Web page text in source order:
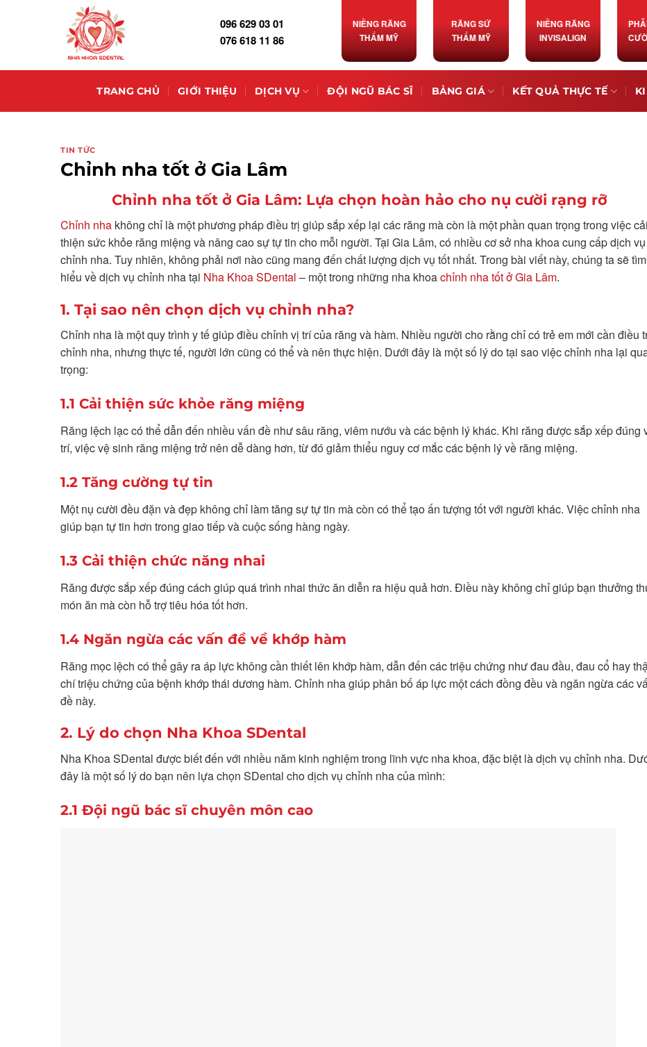
096 629 03 01
076 618 11 86
NIỀNG RĂNG
THẨM MỸ
RĂNG SỨ
THẨM MỸ
NIỀNG RĂNG
INVISALIGN
TRANG CHỦ GIỚI THIỆU DỊCH VỤ ĐỘI NGŨ BÁC SĨ BẢNG GIÁ KẾT QUẢ THỰC TẾ
TIN TỨC
Chỉnh nha tốt ở Gia Lâm
Chỉnh nha tốt ở Gia Lâm: Lựa chọn hoàn hảo cho nụ cười rạng rỡ
Chỉnh nha không chỉ là một phương pháp điều trị giúp sắp xếp lại các răng mà còn là một phần quan trọng trong việc cải
thiện sức khỏe răng miệng và nâng cao sự tự tin cho mỗi người. Tại Gia Lâm, có nhiều cơ sở nha khoa cung cấp dịch vụ
chỉnh nha. Tuy nhiên, không phải nơi nào cũng mang đến chất lượng dịch vụ tốt nhất. Trong bài viết này, chúng ta sẽ tìm
hiểu về dịch vụ chỉnh nha tại Nha Khoa SDental – một trong những nha khoachỉnh nha tốt ở Gia Lâm.
1. Tại sao nên chọn dịch vụ chỉnh nha?
Chỉnh nha là một quy trình y tế giúp điều chỉnh vị trí của răng và hàm. Nhiều người cho rằng chỉ có trẻ em mới cần điều
chỉnh nha, nhưng thực tế, người lớn cũng có thể và nên thực hiện. Dưới đây là một số lý do tại sao việc chỉnh nha lại
trọng:
1.1 Cải thiện sức khỏe răng miệng
Răng lệch lạc có thể dẫn đến nhiều vấn đề như sâu răng, viêm nướu và các bệnh lý khác. Khi răng được sắp xếp đúng
trí, việc vệ sinh răng miệng trở nên dễ dàng hơn, từ đó giảm thiểu nguy cơ mắc các bệnh lý về răng miệng.
1.2 Tăng cường tự tin
Một nụ cười đều đặn và đẹp không chỉ làm tăng sự tự tin mà còn có thể tạo ấn tượng tốt với người khác. Việc chỉnh nha
giúp bạn tự tin hơn trong giao tiếp và cuộc sống hàng ngày.
1.3 Cải thiện chức năng nhai
Răng được sắp xếp đúng cách giúp quá trình nhai thức ăn diễn ra hiệu quả hơn. Điều này không chỉ giúp bạn thưởng
món ăn mà còn hỗ trợ tiêu hóa tốt hơn.
1.4 Ngăn ngừa các vấn đề về khớp hàm
Răng mọc lệch có thể gây ra áp lực không cần thiết lên khớp hàm, dẫn đến các triệu chứng như đau đầu, đau cổ hay
chí triệu chứng của bệnh khớp thái dương hàm. Chỉnh nha giúp phân bố áp lực một cách đồng đều và ngăn ngừa các
đề này.
2. Lý do chọn Nha Khoa SDental
Nha Khoa SDental được biết đến với nhiều năm kinh nghiệm trong lĩnh vực nha khoa, đặc biệt là dịch vụ chỉnh nha.
đây là một số lý do bạn nên lựa chọn SDental cho dịch vụ chỉnh nha của mình:
2.1 Đội ngũ bác sĩ chuyên môn cao